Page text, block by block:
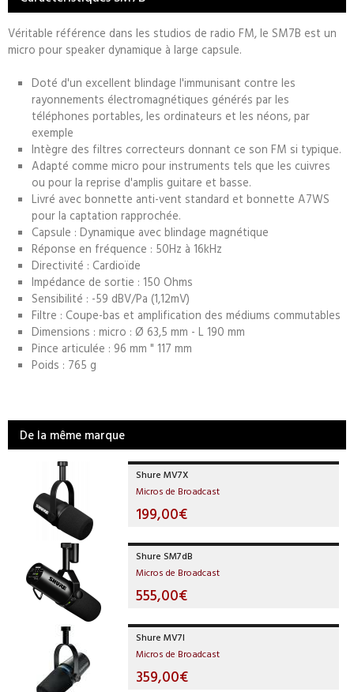
Véritable référence dans les studios de radio FM, le SM7B est un
micro pour speaker dynamique à large capsule.
Doté d'un excellent blindage l'immunisant contre les
rayonnements électromagnétiques générés par les
téléphones portables, les ordinateurs et les néons, par
exemple
Intègre des filtres correcteurs donnant ce son FM si typique.
Adapté comme micro pour instruments tels que les cuivres
ou pour la reprise d'amplis guitare et basse.
Livré avec bonnette anti-vent standard et bonnette A7WS
pour la captation rapprochée.
Capsule : Dynamique avec blindage magnétique
Réponse en fréquence : 50Hz à 16kHz
Directivité : Cardioïde
Impédance de sortie : 150 Ohms
Sensibilité : -59 dBV/Pa (1,12mV)
Filtre : Coupe-bas et amplification des médiums commutables
Dimensions : micro : Ø 63,5 mm - L 190 mm
Pince articulée : 96 mm " 117 mm
Poids : 765 g
De la même marque
Shure MV7X
Micros de Broadcast
199,00€
Shure SM7dB
Micros de Broadcast
555,00€
Shure MV7I
Micros de Broadcast
359,00€